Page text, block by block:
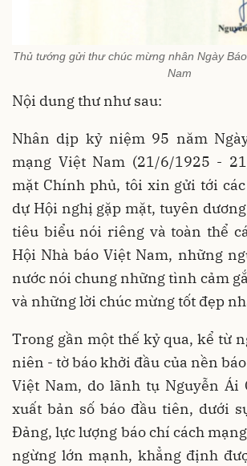
Thủ tướng gửi thư chúc mừng nhân Ngày
Nam
Nội dung thư như sau:
Nhân dịp kỷ niệm 95 năm
mạng Việt Nam (21/6/1925 -
mặt Chính phủ, tôi xin gửi tới
dự Hội nghị gặp mặt, tuyên
tiêu biểu nói riêng và toàn thể
Hội Nhà báo Việt Nam, những
nước nói chung những tình cảm
và những lời chúc mừng tốt đẹp
Trong gần một thế kỷ qua, kể từ
niên - tờ báo khởi đầu của nền
Việt Nam, do lãnh tụ Nguyễn Ái
xuất bản số báo đầu tiên, dưới
Đảng, lực lượng báo chí cách
ngừng lớn mạnh, khẳng định